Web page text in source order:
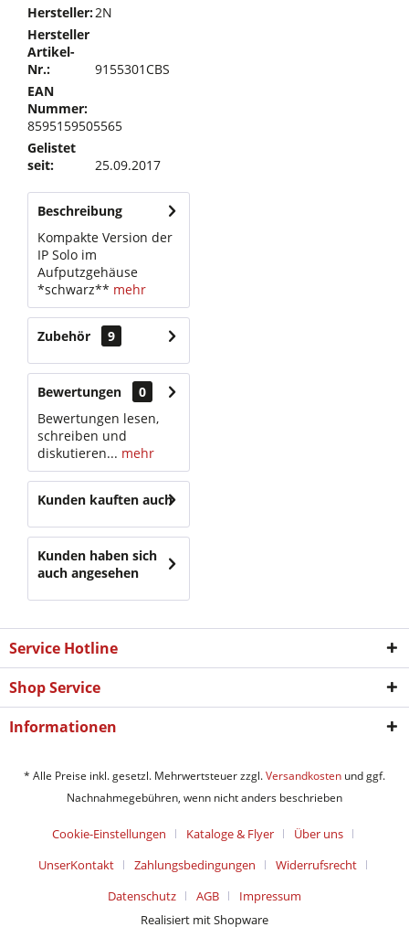
Hersteller:2N
Hersteller
Artikel-
Nr.:
9155301CBS
EAN
Nummer:
8595159505565
Gelistet
seit:
25.09.2017
Beschreibung
Kompakte Version der
IP Solo im
Aufputzgehäuse
*schwarz** mehr
Zubehör 9
Bewertungen
0
Bewertungen lesen,
schreiben und
diskutieren... mehr
Kunden kauften auch
Kunden haben sich
auch angesehen
Service Hotline
Shop Service
Informationen
* Alle Preise inkl. gesetzl. Mehrwertsteuer zzgl.Versandkosten und ggf.
Nachnahmegebühren, wenn nicht anders beschrieben
Cookie-Einstellungen Kataloge & Flyer
Über uns
UnserKontakt
Zahlungsbedingungen
Widerrufsrecht
Datenschutz
AGB
Impressum
Realisiert mit Shopware